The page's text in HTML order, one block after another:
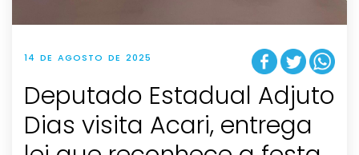
14 DE AGOSTO DE 2025
Deputado Estadual Adjuto
Dias visita Acari, entrega